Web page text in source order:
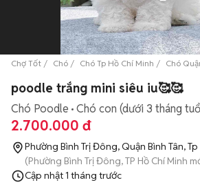
Chợ Tốt Chó Chó Tp Hồ Chí Minh Chó
poodle trắng mini siêu iu🥰🥰
Chó Poodle Chó con (dưới 3 tháng
2.700.000 đ
Phường Bình Trị Đông, Quận Bình Tân, Tp
(Phường Bình Trị Đông, TP Hồ Chí Minh
Cập nhật1 tháng trước